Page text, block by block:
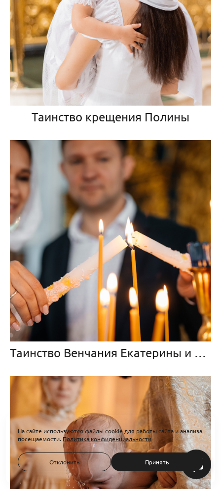
Таинство крещения Полины
Таинство Венчания Екатерины и Игоря
На сайте используются файлы cookie для работы сайта и анализа
посещаемости. Политика конфиденциальности
Отклонить Принять